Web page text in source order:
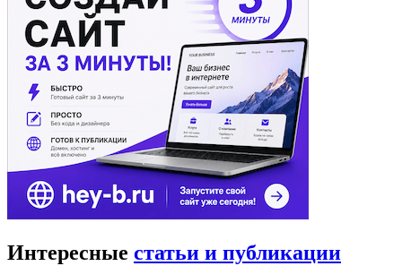
Интересные статьи и публикации